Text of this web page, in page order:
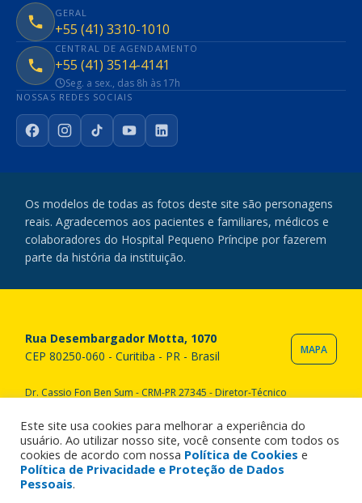
GERAL
+55 (41) 3310-1010
CENTRAL DE AGENDAMENTO
+55 (41) 3514-4141
Seg. a sex., das 8h às 17h
NOSSAS REDES SOCIAIS
FacebookInstagram
TikTokYouTubeLinkedIn
Os modelos de todas as fotos deste site são personagens
reais. Agradecemos aos pacientes e familiares, médicos e
colaboradores do Hospital Pequeno Príncipe por fazerem
parte da história da instituição.
Rua Desembargador Motta, 1070
CEP 80250-060 - Curitiba - PR - Brasil
MAPA
Dr. Cassio Fon Ben Sum - CRM-PR 27345 - Diretor-Técnico
reservados. All rights reserved.
Este site usa cookies para melhorar a experiência do
usuário. Ao utilizar nosso site, você consente com todos os
cookies de acordo com nossa Política de Cookies e
Política de Privacidade e Proteção de Dados
Pessoais.